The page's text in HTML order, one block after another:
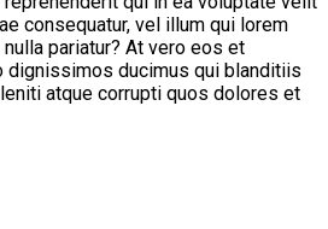
consequatur, vel illum qui lorem
pariatur? At vero eos et
dignissimos ducimus qui blanditiis
atque corrupti quos dolores et